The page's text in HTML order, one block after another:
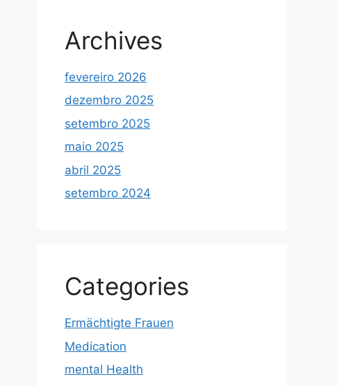
Archives
fevereiro 2026
dezembro 2025
setembro 2025
maio 2025
abril 2025
setembro 2024
Categories
Ermächtigte Frauen
Medication
mental Health